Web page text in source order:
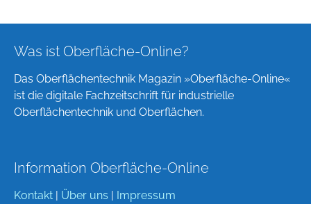
Was ist Oberfläche-Online?
Das Oberflächentechnik Magazin »Oberfläche-Online«
ist die digitale Fachzeitschrift für industrielle
Oberflächentechnik und Oberflächen.
Information Oberfläche-Online
Kontakt Über uns
Impressum